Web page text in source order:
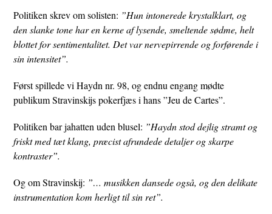
Politiken skrev om solisten: ”Hun intonerede krystalklart, og
den slanke tone har en kerne af lysende, smeltende sødme, helt
blottet for sentimentalitet. Det var nervepirrende og forførende i
sin intensitet”.
Først spillede vi Haydn nr. 98, og endnu engang mødte
publikum Stravinskijs pokerfjæs i hans ”Jeu de Cartes”.
Politiken bar jahatten uden blusel: ”Haydn stod dejlig stramt og
friskt med tæt klang, præcist afrundede detaljer og skarpe
kontraster”.
Og om Stravinskij: ”… musikken dansede også, og den delikate
instrumentation kom herligt til sin ret”.